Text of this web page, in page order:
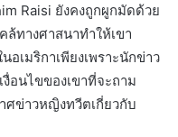
Raisi ยังคงถูกผูกมัดด้วย
ทางศาสนาทำให้เขา
เมริกาเพียงเพราะนักข่าว
นไขของเขาที่จะถาม
ศข่าวหญิงทวีตเกี่ยวกับ